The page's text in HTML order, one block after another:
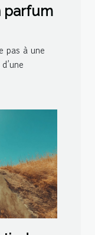
parfum
pas à une